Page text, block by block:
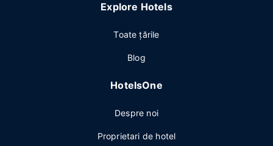
Explore Hotels
Toate ţările
Blog
HotelsOne
Despre noi
Proprietari de hotel